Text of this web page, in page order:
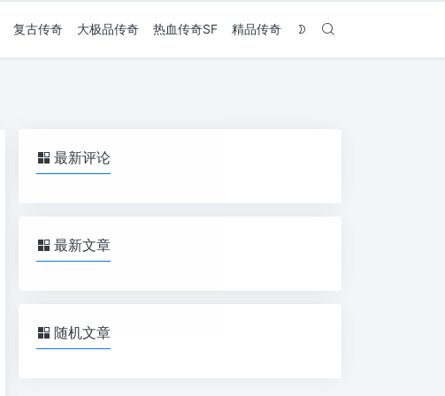
复古传奇 大极品传奇 热血传奇SF 精品传奇
最新评论
最新文章
随机文章